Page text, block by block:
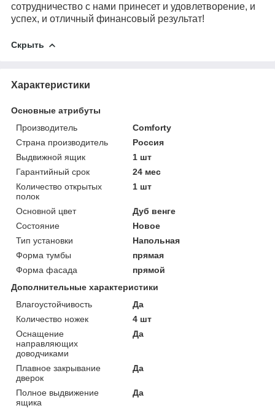
сотрудничество с нами принесет и удовлетворение, и
успех, и отличный финансовый результат!
Скрыть
Характеристики
Основные атрибуты
Производитель
Comforty
Страна производитель
Россия
Выдвижной ящик
1 шт
Гарантийный срок
24 мес
Количество открытых
полок
1 шт
Основной цвет
Дуб венге
Состояние
Новое
Тип установки
Напольная
Форма тумбы
прямая
Форма фасада
прямой
Дополнительные характеристики
Влагоустойчивость
Да
Количество ножек
4 шт
Оснащение
направляющих
доводчиками
Да
Плавное закрывание
дверок
Да
Полное выдвижение
ящика
Да